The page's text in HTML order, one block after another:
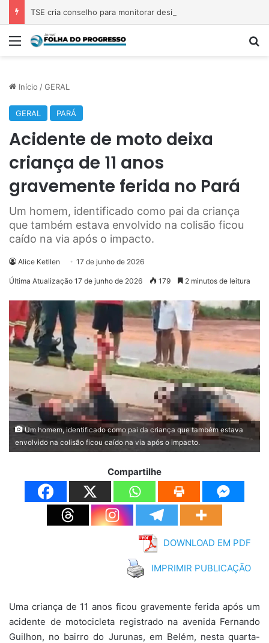
Menu
Início /GERAL
GERAL PARÁ
Acidente de moto deixa
criança de 11 anos
gravemente ferida no Pará
Um homem, identificado como pai da criança
que também estava envolvido na colisão ficou
caído na via após o impacto.
Alice Ketllen 17 de junho de 2026
Última Atualização 17 de junho de 2026 179 2 minutos de leitura
Um homem, identificado como pai da criança que também estava
envolvido na colisão ficou caído na via após o impacto.
Compartilhe
DOWNLOAD EM PDF
IMPRIMIR PUBLICAÇÃO
Uma criança de 11 anos ficou gravemente ferida após um
acidente de motocicleta registrado na avenida Fernando
Guilhon, no bairro do Jurunas, em Belém, nesta quarta-